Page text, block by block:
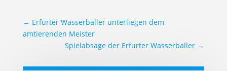
← Erfurter Wasserballer unterliegen dem
amtierenden Meister
Spielabsage der Erfurter Wasserballer →